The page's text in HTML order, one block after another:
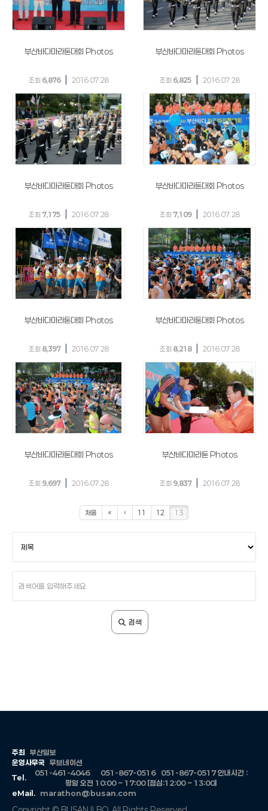
부산바다마라톤대회 Photos
조회 6,876 2016.07.28
부산바다마라톤대회 Photos
조회 6,825 2016.07.28
부산바다마라톤대회 Photos
조회 7,175 2016.07.28
부산바다마라톤대회 Photos
조회 7,109 2016.07.28
부산바다마라톤대회 Photos
조회 8,397 2016.07.28
부산바다마라톤대회 Photos
조회 8,218 2016.07.28
부산바다마라톤대회 Photos
조회 9,697 2016.07.28
부산바다마라톤 Photos
조회 9,837 2016.07.28
처음 « ‹ 11 12 13
조
어
력
검색
주최
부산일보
운영사무국
무브네이션
Tel.
051-461-4046 051-867-0516 051-867-0517안내시간 :
평일 오전 10:00 ~ 17:00 [점심:12:00 ~ 13:00]
eMail.
marathon@busan.com